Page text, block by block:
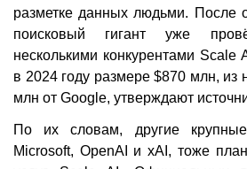
разметке данных людьми. После
поисковый гигант уже
несколькими конкурентами Scale
в 2024 году размере $870 млн, из
млн от Google, утверждают
По их словам, другие
Microsoft, OpenAI и xAI, тоже